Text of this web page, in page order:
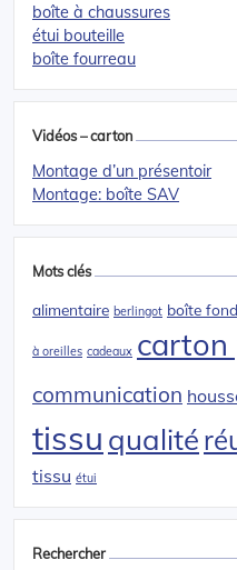
boîte à chaussures
étui bouteille
boîte fourreau
Vidéos – carton
Montage d’un présentoir
Montage: boîte SAV
Mots clés
alimentaire berlingot boîte
à oreilles cadeaux carton
communication
tissu qualité
tissu étui
Rechercher